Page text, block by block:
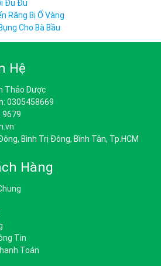
Đu Đủ
Răng Bị Ố Vàng
Cho Bà Bầu
Hệ
Thảo Dược
0305458669
9679
Bình Trị Đông, Bình Tân, Tp.HCM
Hàng
Tin
Toán